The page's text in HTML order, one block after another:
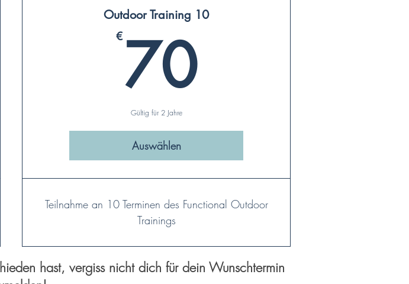
Outdoor Training 10
€7070€
Gültig für 2 Jahre
Auswählen
Teilnahme an 10 Terminen des Functional Outdoor
Trainings
hast, vergiss nicht dich für dein Wunschtermin